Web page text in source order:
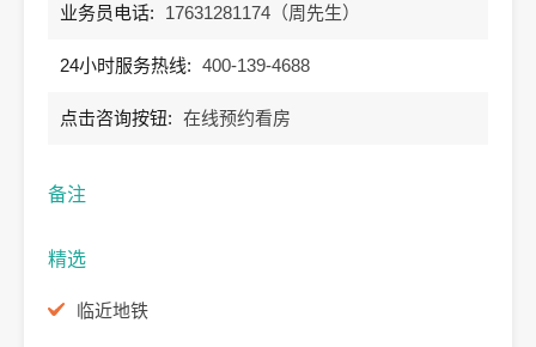
业务员电话: 17631281174（周先生）
24小时服务热线: 400-139-4688
点击咨询按钮: 在线预约看房
备注
精选
临近地铁